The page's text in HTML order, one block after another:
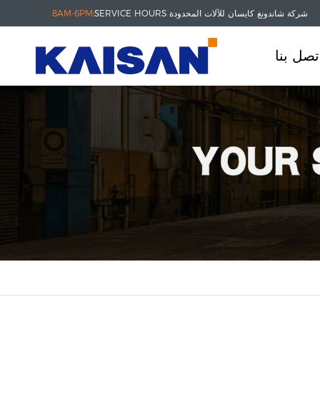
شركة شاندونغ كايسان للآلات المحدودة SERVICE HOURS:
8AM-6PM
بنا